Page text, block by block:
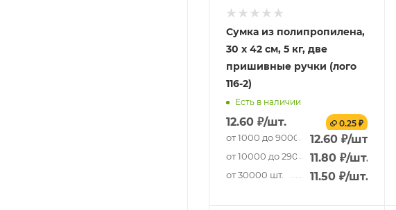
Сумка из полипропилена,
30 х 42 см, 5 кг, две
пришивные ручки (лого
116-2)
Есть в наличии
12.60 ₽/шт. 0.25 ₽
от 1000 до 9000 шт.12.60 ₽/шт.
от 10000 до 29000 шт.
11.80 ₽/шт.
от 30000 шт. 11.50 ₽/шт.